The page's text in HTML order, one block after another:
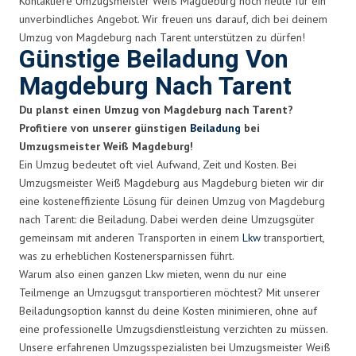
unverbindliches Angebot. Wir freuen uns darauf, dich bei deinem
Umzug von Magdeburg nach Tarent unterstützen zu dürfen!
Günstige Beiladung Von
Magdeburg Nach Tarent
Du planst einen Umzug von Magdeburg nach Tarent?
Profitiere von unserer günstigen Beiladung bei
Umzugsmeister Weiß Magdeburg!
Ein Umzug bedeutet oft viel Aufwand, Zeit und Kosten. Bei
Umzugsmeister Weiß Magdeburg aus Magdeburg bieten wir dir
eine kosteneffiziente Lösung für deinen Umzug von Magdeburg
nach Tarent: die Beiladung. Dabei werden deine Umzugsgüter
gemeinsam mit anderen Transporten in einem Lkwtransportiert,
was zu erheblichen Kostenersparnissen führt.
Warum also einen ganzen Lkw mieten, wenn du nur eine
Teilmenge an Umzugsgut transportieren möchtest? Mit unserer
Beiladungsoption kannst du deine Kosten minimieren, ohne auf
eine professionelle Umzugsdienstleistung verzichten zu müssen.
Unsere erfahrenen Umzugsspezialisten bei Umzugsmeister Weiß